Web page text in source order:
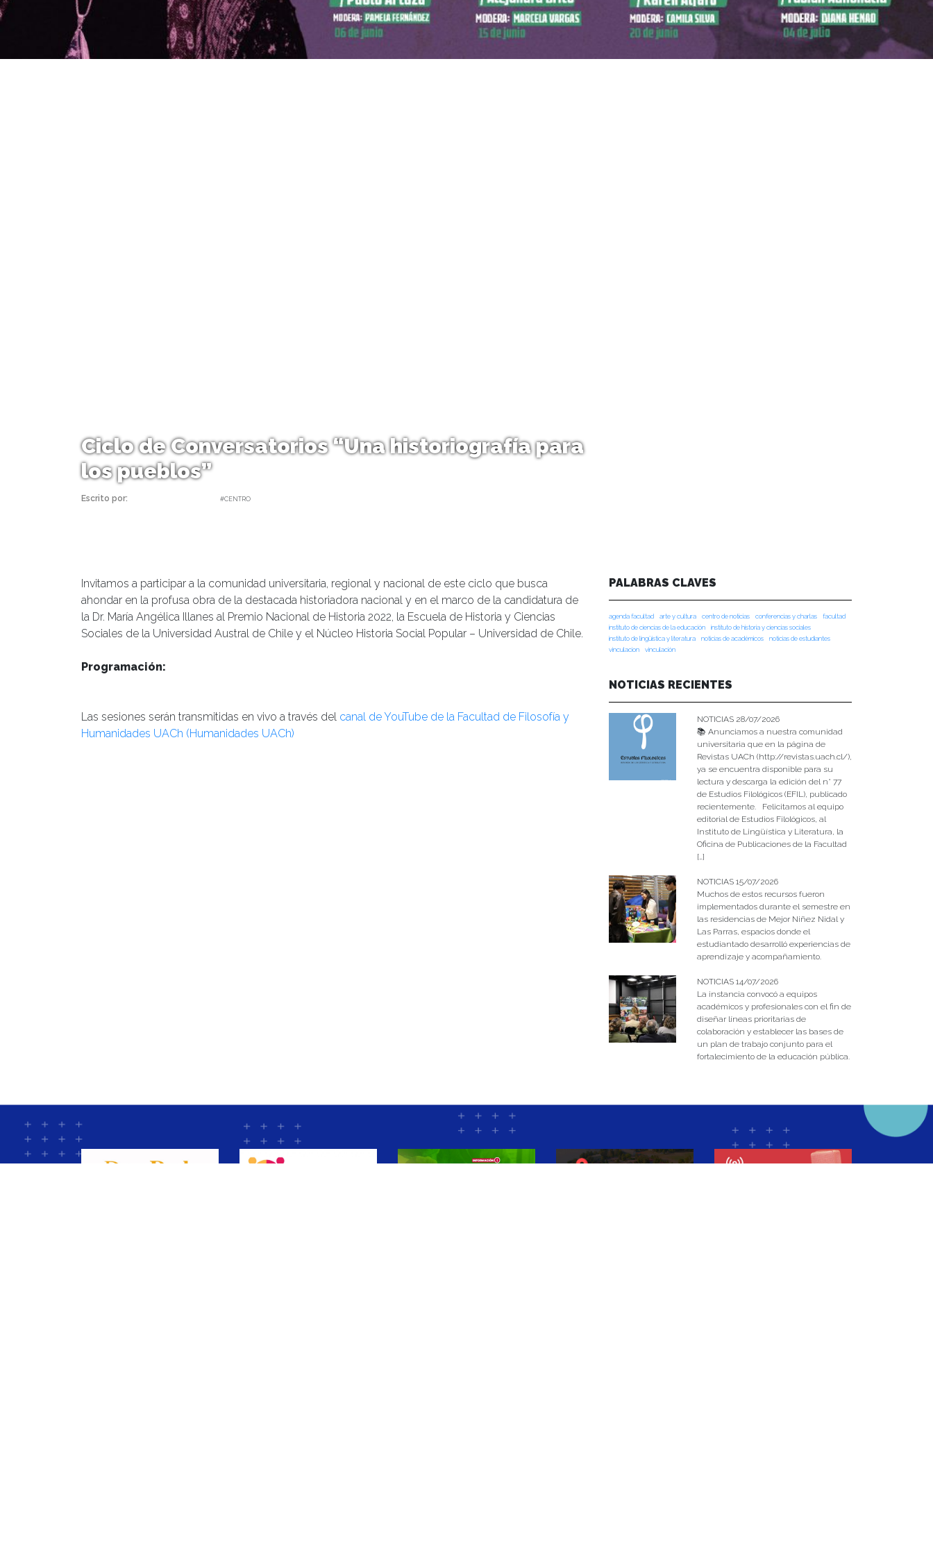
Ciclo de Conversatorios “Una historiografía para
los pueblos”
Escrito por: #CENTRO
Invitamos a participar a la comunidad universitaria, regional y nacional de este ciclo que busca
ahondar en la profusa obra de la destacada historiadora nacional y en el marco de la candidatura de
la Dr. María Angélica Illanes al Premio Nacional de Historia 2022, la Escuela de Historia y Ciencias
Sociales de la Universidad Austral de Chile y el Núcleo Historia Social Popular – Universidad de Chile.
Programación:
Las sesiones serán transmitidas en vivo a través del canal de YouTube de la Facultad de Filosofía y
Humanidades UACh (Humanidades UACh)
PALABRAS CLAVES
agenda facultad arte y cultura centro de noticias conferencias y charlas
facultad
instituto de ciencias de la educación
instituto de historia y ciencias sociales
instituto de lingüística y literatura
noticias de académicos
noticias de estudiantes
vinculacion
vinculación
NOTICIAS RECIENTES
NOTICIAS 28/07/2026
📚 Anunciamos a nuestra comunidad
universitaria que en la página de
Revistas UACh (http://revistas.uach.cl/),
ya se encuentra disponible para su
lectura y descarga la edición del n° 77
de Estudios Filológicos (EFIL), publicado
recientemente. Felicitamos al equipo
editorial de Estudios Filológicos, al
Instituto de Lingüística y Literatura, la
Oficina de Publicaciones de la Facultad
[…]
NOTICIAS 15/07/2026
Muchos de estos recursos fueron
implementados durante el semestre en
las residencias de Mejor Niñez Nidal y
Las Parras, espacios donde el
estudiantado desarrolló experiencias de
aprendizaje y acompañamiento.
NOTICIAS 14/07/2026
La instancia convocó a equipos
académicos y profesionales con el fin de
diseñar líneas prioritarias de
colaboración y establecer las bases de
un plan de trabajo conjunto para el
fortalecimiento de la educación pública.